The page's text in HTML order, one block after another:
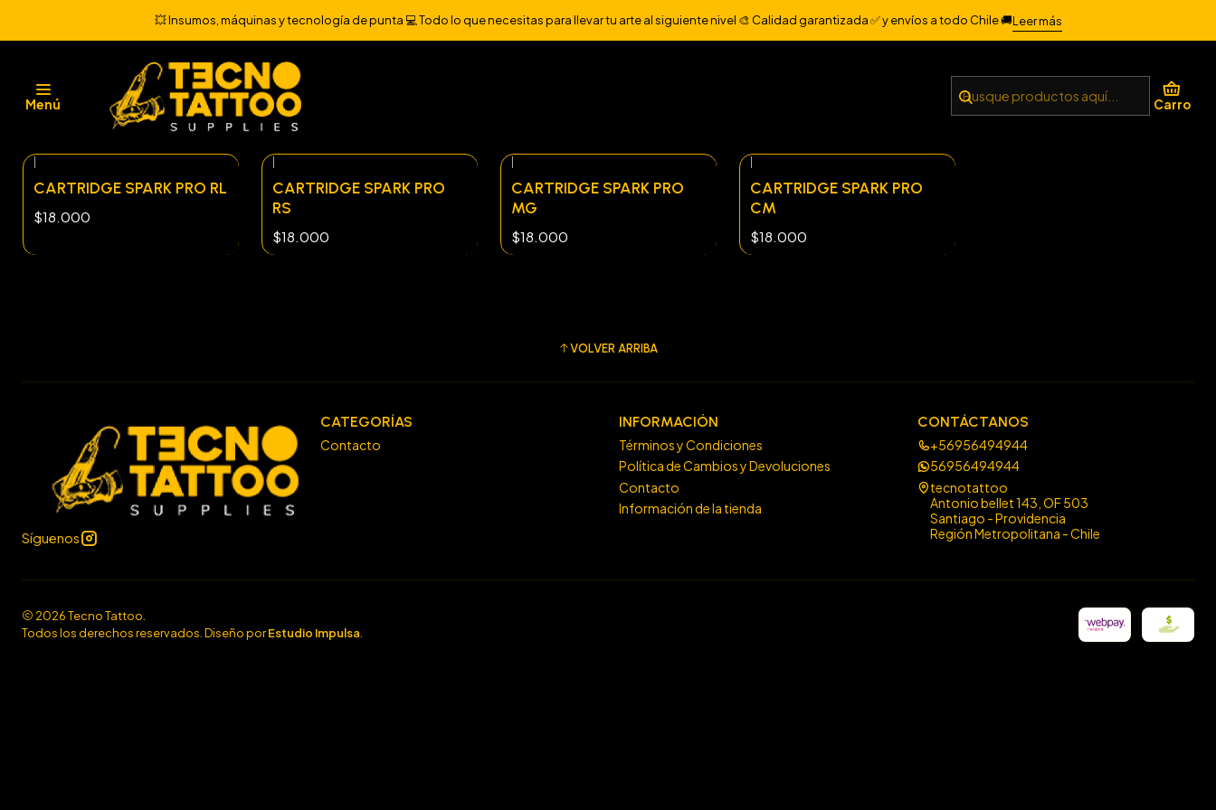
Menú Carro
💥 Insumos, máquinas y tecnología de punta 💻 Todo lo que necesitas para llevar tu arte al siguiente nivel 🎨 Calidad garantizada ✅ y envíos a todo Chile 🚚Leer más
Inicio CARTRIDGE CARTRIDGE SPARK 20 UNI
CARTRIDGE SPARK 20 UNI Filtros
CARTRIDGE SPARK PRO RL
$18.000
CARTRIDGE SPARK PRO
RS
$18.000
CARTRIDGE SPARK PRO
MG
$18.000
CARTRIDGE SPARK PRO
CM
$18.000
VOLVER ARRIBA
Síguenos
CATEGORÍAS
Contacto
INFORMACIÓN
Términos y Condiciones
Política de Cambios y Devoluciones
Contacto
Información de la tienda
CONTÁCTANOS
+56956494944
56956494944
tecnotattoo
Antonio bellet 143, OF 503
Santiago - Providencia
Región Metropolitana - Chile
2026 Tecno Tattoo.
Todos los derechos reservados. Diseño porEstudio Impulsa